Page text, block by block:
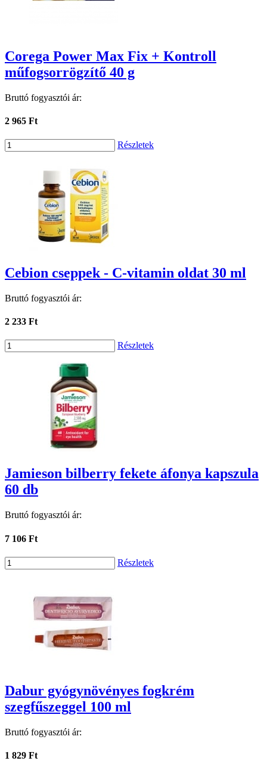
Corega Power Max Fix + Kontroll
műfogsorrögzítő 40 g
Bruttó fogyasztói ár:
2 965 Ft
Részletek
Cebion cseppek - C-vitamin oldat 30 ml
Bruttó fogyasztói ár:
2 233 Ft
Részletek
Jamieson bilberry fekete áfonya kapszula
60 db
Bruttó fogyasztói ár:
7 106 Ft
Részletek
Dabur gyógynövényes fogkrém
szegfűszeggel 100 ml
Bruttó fogyasztói ár:
1 829 Ft